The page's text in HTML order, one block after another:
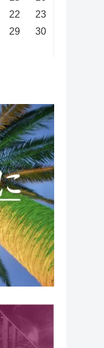
22
23
29
30